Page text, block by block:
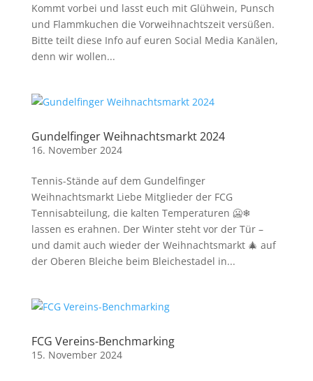
Kommt vorbei und lasst euch mit Glühwein, Punsch
und Flammkuchen die Vorweihnachtszeit versüßen.
Bitte teilt diese Info auf euren Social Media Kanälen,
denn wir wollen...
Gundelfinger Weihnachtsmarkt 2024
16. November 2024
Tennis-Stände auf dem Gundelfinger
Weihnachtsmarkt Liebe Mitglieder der FCG
Tennisabteilung, die kalten Temperaturen 🥶❄
lassen es erahnen. Der Winter steht vor der Tür –
und damit auch wieder der Weihnachtsmarkt 🎄 auf
der Oberen Bleiche beim Bleichestadel in...
FCG Vereins-Benchmarking
15. November 2024